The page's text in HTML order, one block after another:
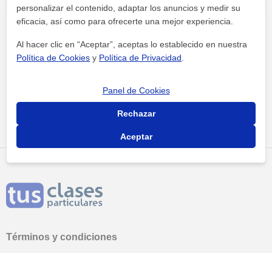
Academias Madrid
Términos y condiciones
personalizar el contenido, adaptar los anuncios y medir su
eficacia, así como para ofrecerte una mejor experiencia.
Al hacer clic en “Aceptar”, aceptas lo establecido en nuestra
Política de Cookies y Política de Privacidad
Panel de Cookies
Rechazar
Aceptar